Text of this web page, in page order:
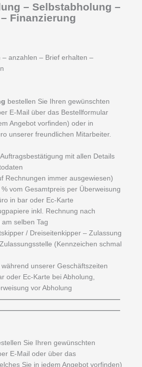
– Selbstabholung –
Finanzierung
– anzahlen – Brief erhalten –
bestellen Sie Ihren gewünschten
E-Mail über das Bestellformular
Angebot vorfinden) oder in
unserer freundlichen Mitarbeiter.
mit allen Details
Rechnungen immer ausgewiesen)
vom Gesamtpreis per Überweisung
in bar oder Ec-Karte
inkl. Rechnung nach
selben Tag
/ Dreiseitenkipper – Zulassung
(Kennzeichen schmal
unserer Geschäftszeiten
oder Ec-Karte bei Abholung,
vor Abholung
Sie Ihren gewünschten
E-Mail oder über das
Sie in jedem Angebot vorfinden)